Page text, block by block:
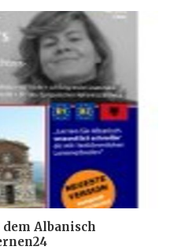
Albanisch